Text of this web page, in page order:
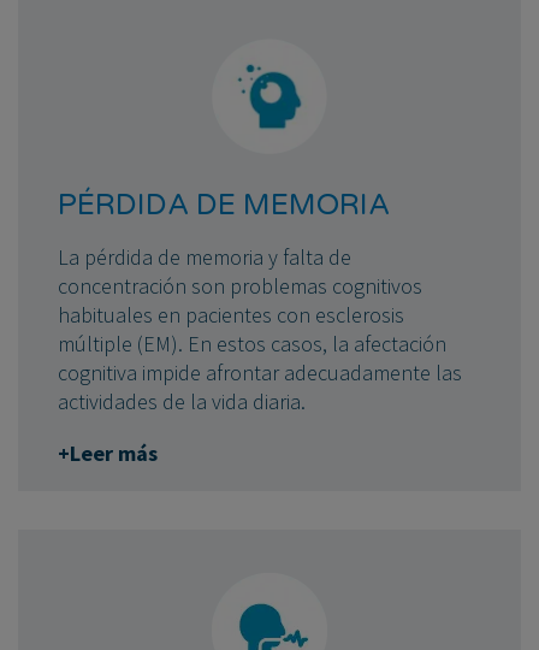
PÉRDIDA DE MEMORIA
La pérdida de memoria y falta de
concentración son problemas cognitivos
habituales en pacientes con esclerosis
múltiple (EM). En estos casos, la afectación
cognitiva impide afrontar adecuadamente las
actividades de la vida diaria.
+Leer más